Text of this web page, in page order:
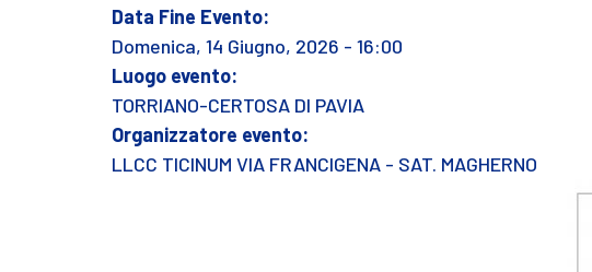
Data Fine Evento:
Domenica, 14 Giugno, 2026 - 16:00
Luogo evento:
TORRIANO-CERTOSA DI PAVIA
Organizzatore evento:
LLCC TICINUM VIA FRANCIGENA - SAT. MAGHERNO